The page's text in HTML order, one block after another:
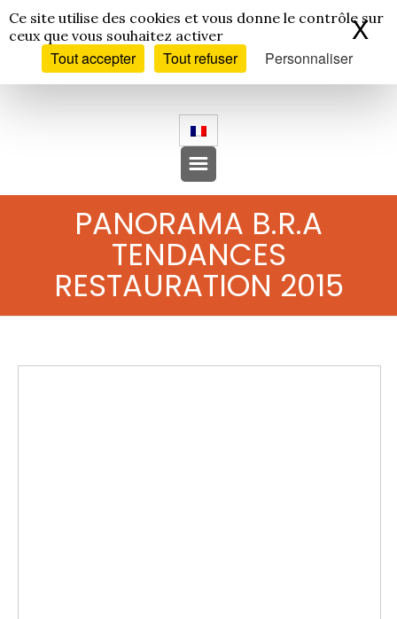
Panneau de gestion des cookies
Ce site utilise des cookies et vous donne le contrôle sur
ceux que vous souhaitez activer
Tout accepter Tout refuser Personnaliser
X
PANORAMA B.R.A
TENDANCES
RESTAURATION 2015